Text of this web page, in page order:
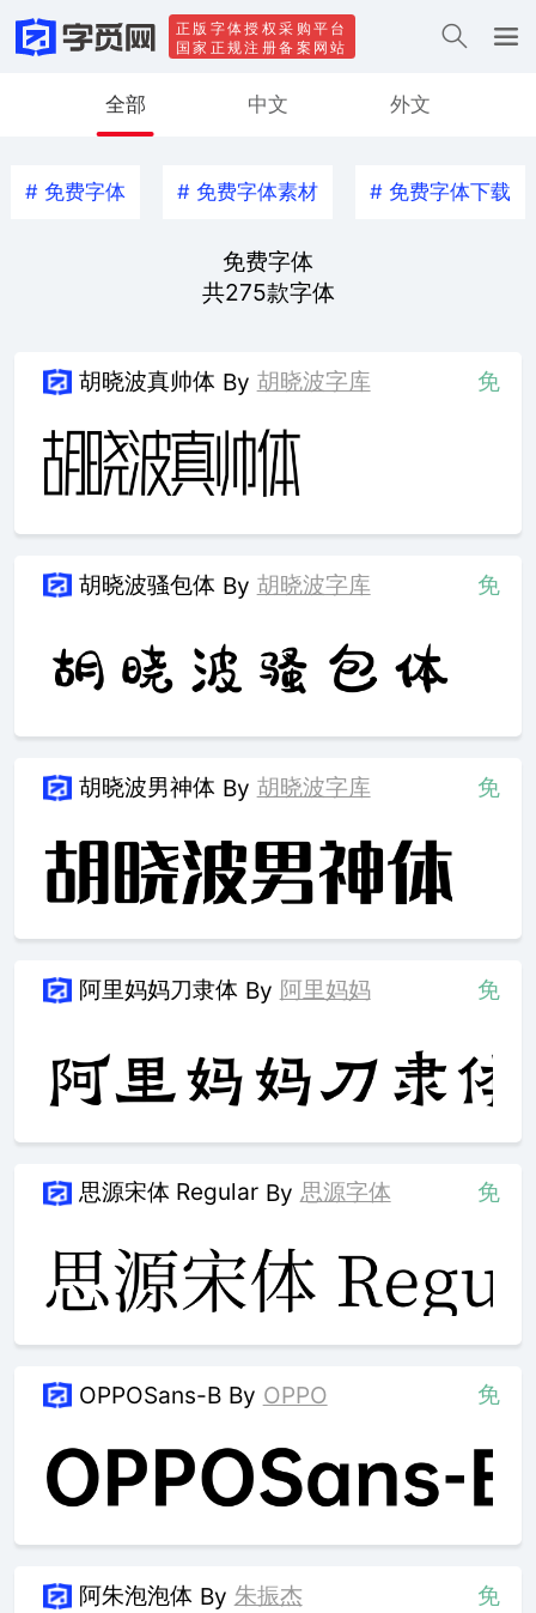
正版字体授权采购平台
国家正规注册备案网站
全部 中文 外文
# 免费字体 # 免费字体素材 # 免费字体下载
免费字体
共275款字体
胡晓波真帅体 By 胡晓波字库 免
胡晓波骚包体 By 胡晓波字库 免
胡晓波男神体 By 胡晓波字库 免
阿里妈妈刀隶体 By 阿里妈妈 免
思源宋体 Regular By 思源字体 免
OPPOSans-B By OPPO 免
阿朱泡泡体 By 朱振杰 免